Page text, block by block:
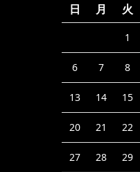
日
月 火
1
6 7 8
13 14 15
20 21 22
27 28 29